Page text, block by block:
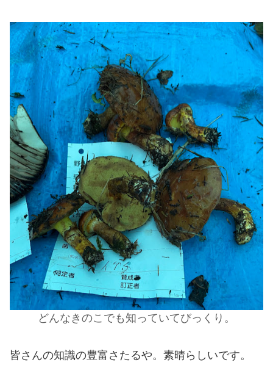
どんなきのこでも知っていてびっくり。
皆さんの知識の豊富さたるや。素晴らしいです。